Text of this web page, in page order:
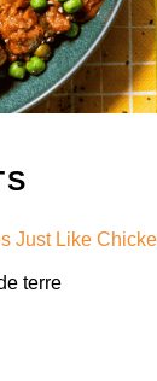
Just Like
terre